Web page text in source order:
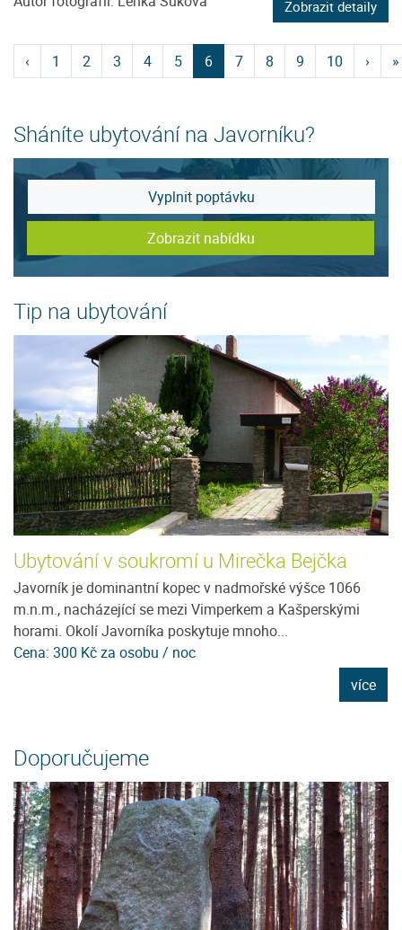
Zobrazit detaily
‹ 1 2 3 4 5 6 7 8 9 10 › »
Sháníte ubytování na Javorníku?
Vyplnit poptávku
Zobrazit nabídku
Tip na ubytování
Ubytování v soukromí u Mirečka Bejčka
Javorník je dominantní kopec v nadmořské výšce 1066
m.n.m., nacházející se mezi Vimperkem a Kašperskými
horami. Okolí Javorníka poskytuje mnoho...
Cena: 300 Kč za osobu / noc
více
Doporučujeme